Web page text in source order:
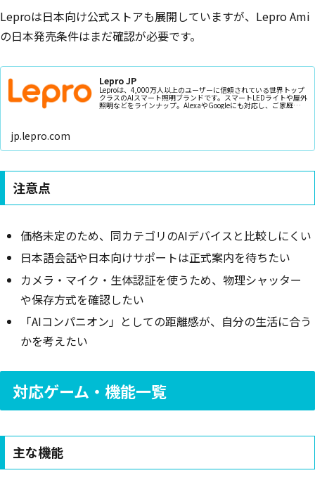
Leproは日本向け公式ストアも展開していますが、Lepro Ami
の日本発売条件はまだ確認が必要です。
Lepro JP
Leproは、4,000万人以上のユーザーに信頼されている世界トップ
クラスのAIスマート照明ブランドです。スマートLEDライトや屋外
照明などをラインナップ。AlexaやGoogleにも対応し、ご家庭やホ
jp.lepro.com
注意点
価格未定のため、同カテゴリのAIデバイスと比較しにくい
日本語会話や日本向けサポートは正式案内を待ちたい
カメラ・マイク・生体認証を使うため、物理シャッター
や保存方式を確認したい
「AIコンパニオン」としての距離感が、自分の生活に合う
かを考えたい
対応ゲーム・機能一覧
主な機能